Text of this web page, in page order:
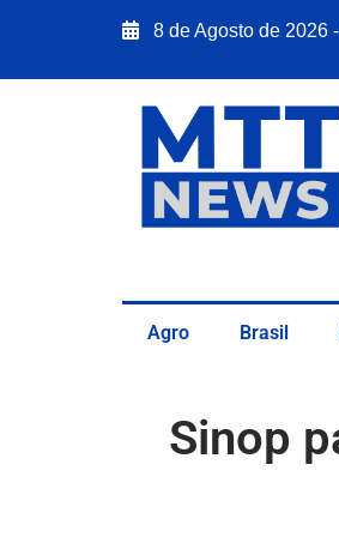
8 de Agosto de 2026
Agro Brasil
Sinop